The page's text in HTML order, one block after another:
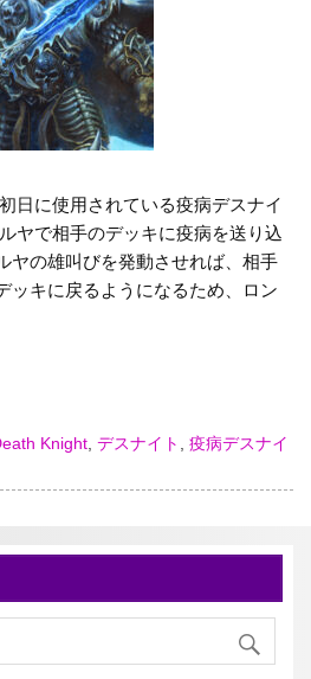
日に使用されている疫病デスナイ
ヤで相手のデッキに疫病を送り込
ヤの雄叫びを発動させれば、相手
ッキに戻るようになるため、ロン
Knight ,デスナイト ,疫病デスナイ